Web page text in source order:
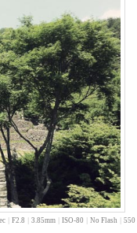
F2.8 3.85mm ISO-80 No Flash 550